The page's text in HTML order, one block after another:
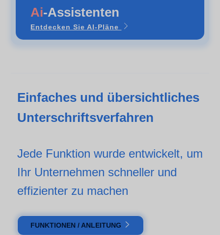
Ai-Assistenten
Entdecken Sie AI-Pläne
Einfaches und übersichtliches
Unterschriftsverfahren
Jede Funktion wurde entwickelt, um
Ihr Unternehmen schneller und
effizienter zu machen
FUNKTIONEN / ANLEITUNG